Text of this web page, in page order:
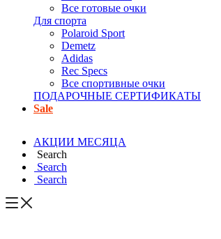
Все готовые очки
Для спорта
Polaroid Sport
Demetz
Adidas
Rec Specs
Все спортивные очки
ПОДАРОЧНЫЕ СЕРТИФИКАТЫ
Sale
АКЦИИ МЕСЯЦА
Search
Search
Search